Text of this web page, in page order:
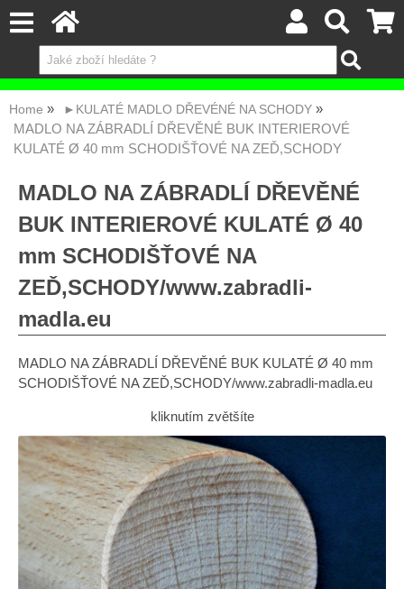
Home ►KULATÉ MADLO DŘEVÉNÉ NA SCHODY
MADLO NA ZÁBRADLÍ DŘEVĚNÉ BUK INTERIEROVÉ
KULATÉ Ø 40 mm SCHODIŠŤOVÉ NA ZEĎ,SCHODY
MADLO NA ZÁBRADLÍ DŘEVĚNÉ
BUK INTERIEROVÉ KULATÉ Ø 40
mm SCHODIŠŤOVÉ NA
ZEĎ,SCHODY/www.zabradli-
madla.eu
MADLO NA ZÁBRADLÍ DŘEVĚNÉ BUK KULATÉ Ø 40 mm
SCHODIŠŤOVÉ NA ZEĎ,SCHODY/www.zabradli-madla.eu
kliknutím zvětšíte